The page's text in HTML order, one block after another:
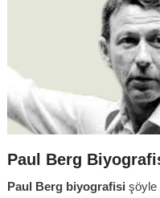
Paul Berg
Paul Berg biyografisi şöyle